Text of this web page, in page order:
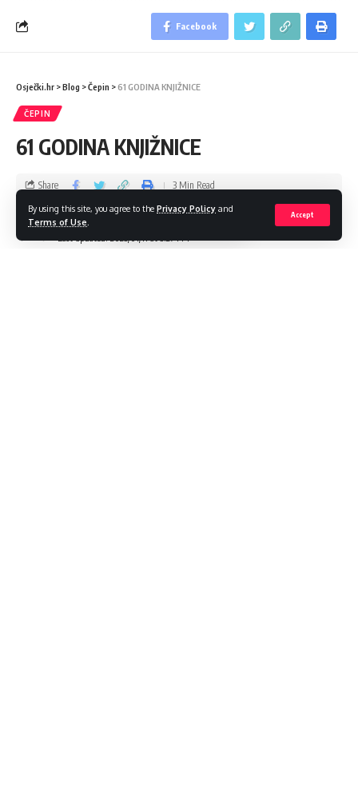
By using this site, you agree to the Privacy Policy and
Terms of Use
Accept
Facebook
Osječki.hr >Blog >Čepin >61 GODINA KNJIŽNICE
ČEPIN
61 GODINA KNJIŽNICE
admin
Share 3 Min Read